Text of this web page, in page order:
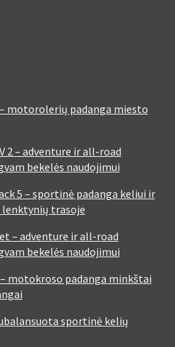
motorolerių padanga miesto
2 – adventure ir all-road
bekelės naudojimui
5 – sportinė padanga keliui ir
trasoje
– adventure ir all-road
bekelės naudojimui
– motokroso padanga minkštai
sportinė kelių